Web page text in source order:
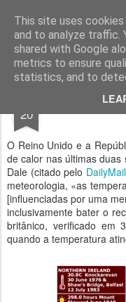
This site uses
and to analyze traffic.
shared with Google
metrics to ensure
statistics, and to
Geopalavras
canal800 clique
20
As
O Reino Unido e a
de calor nas últimas duas
Dale (citado pelo DailyMail
meteorologia, «as
[influenciadas por uma
inclusivamente bater o
britânico, verificado em
quando a temperatura